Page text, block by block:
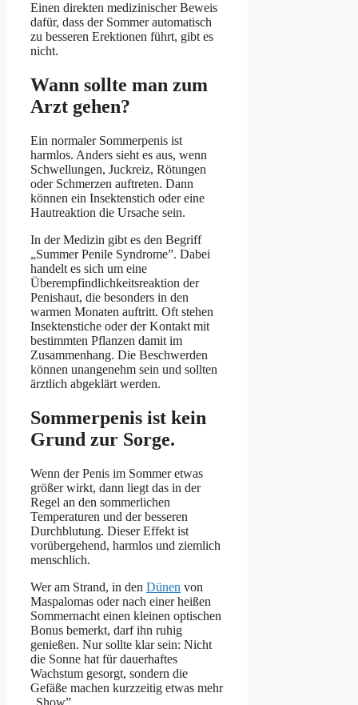
Einen direkten medizinischer Beweis
dafür, dass der Sommer automatisch
zu besseren Erektionen führt, gibt es
nicht.
Wann sollte man zum
Arzt gehen?
Ein normaler Sommerpenis ist
harmlos. Anders sieht es aus, wenn
Schwellungen, Juckreiz, Rötungen
oder Schmerzen auftreten. Dann
können ein Insektenstich oder eine
Hautreaktion die Ursache sein.
In der Medizin gibt es den Begriff
„Summer Penile Syndrome”. Dabei
handelt es sich um eine
Überempfindlichkeitsreaktion der
Penishaut, die besonders in den
warmen Monaten auftritt. Oft stehen
Insektenstiche oder der Kontakt mit
bestimmten Pflanzen damit im
Zusammenhang. Die Beschwerden
können unangenehm sein und sollten
ärztlich abgeklärt werden.
Sommerpenis ist kein
Grund zur Sorge.
Wenn der Penis im Sommer etwas
größer wirkt, dann liegt das in der
Regel an den sommerlichen
Temperaturen und der besseren
Durchblutung. Dieser Effekt ist
vorübergehend, harmlos und ziemlich
menschlich.
Wer am Strand, in den Dünen von
Maspalomas oder nach einer heißen
Sommernacht einen kleinen optischen
Bonus bemerkt, darf ihn ruhig
genießen. Nur sollte klar sein: Nicht
die Sonne hat für dauerhaftes
Wachstum gesorgt, sondern die
Gefäße machen kurzzeitig etwas mehr
„Show”.